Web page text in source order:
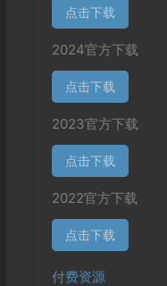
点击下载
2024官方下载
点击下载
2023官方下载
点击下载
2022官方下载
点击下载
付费资源